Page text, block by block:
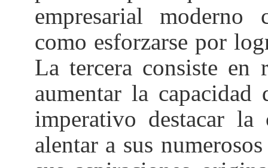
empresarial moderno
como esforzarse por
La tercera consiste en
aumentar la
imperativo destacar
alentar a sus